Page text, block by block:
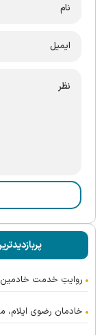
روایتِ خدمت خادمین
خادمان رضوی ایلام،